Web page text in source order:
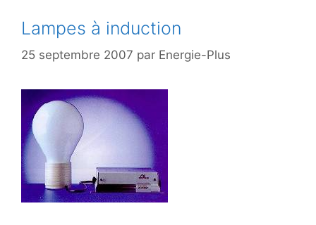
Lampes à induction
25 septembre 2007 par Energie-Plus